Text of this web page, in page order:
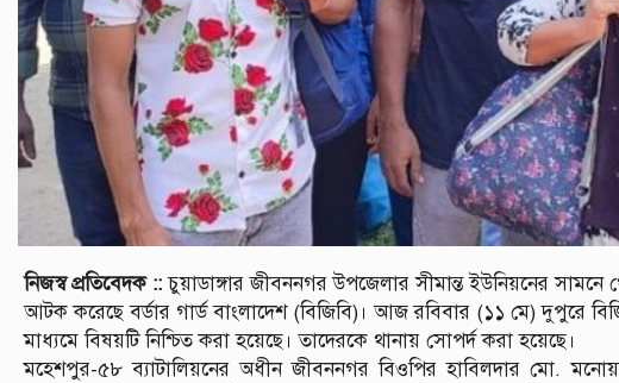
নিজস্ব প্রতিবেদক ::চুয়াডাঙ্গার জীবননগর উপজেলার সীমান্ত ইউনিয়নের
আটক করেছে বর্ডার গার্ড বাংলাদেশ (বিজিবি)। আজ রবিবার (১১ মে) দুপুরে
মাধ্যমে বিষয়টি নিশ্চিত করা হয়েছে। তাদেরকে থানায় সোপর্দ করা হয়েছে।
মহেশপুর-৫৮ ব্যাটালিয়নের অধীন জীবননগর বিওপির হাবিলদার মো.